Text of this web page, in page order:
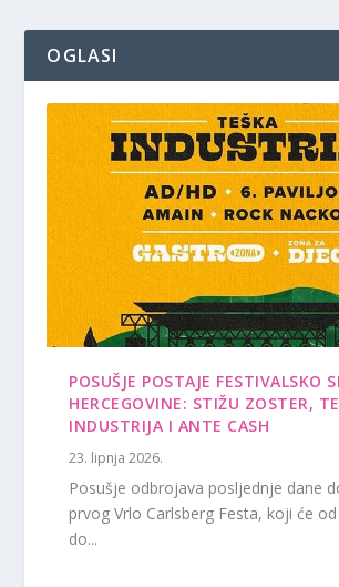
OGLASI
POSUŠJE POSTAJE FESTIVALSKO
HERCEGOVINE: STIŽU ZOSTER,
INDUSTRIJA I ANTE CASH
23. lipnja 2026.
Posušje odbrojava posljednje dane
prvog Vrlo Carlsberg Festa, koji će
do...